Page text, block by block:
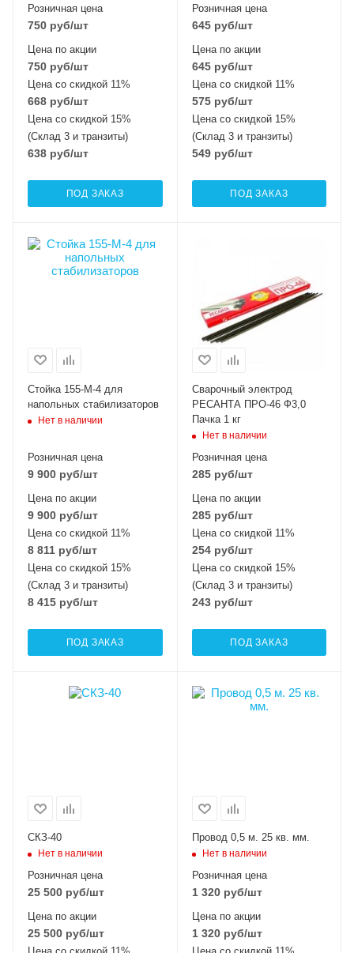
Розничная цена
750 руб/шт
Цена по акции
750 руб/шт
Цена со скидкой 11%
668 руб/шт
Цена со скидкой 15%
(Склад 3 и транзиты)
638 руб/шт
ПОД ЗАКАЗ
Розничная цена
645руб/шт
Цена по акции
645руб/шт
Цена со скидкой 11%
575руб/шт
Цена со скидкой 15%
(Склад 3 и транзиты)
549руб/шт
ПОД ЗАКАЗ
Стойка 155-М-4 для
напольных стабилизаторов
Нет в наличии
Розничная цена
9 900 руб/шт
Цена по акции
9 900 руб/шт
Цена со скидкой 11%
8 811 руб/шт
Цена со скидкой 15%
(Склад 3 и транзиты)
8 415 руб/шт
ПОД ЗАКАЗ
Сварочный электрод
РЕСАНТА ПРО-46 Ф3,0
Пачка 1 кг
Нет в наличии
Розничная цена
285руб/шт
Цена по акции
285руб/шт
Цена со скидкой 11%
254руб/шт
Цена со скидкой 15%
(Склад 3 и транзиты)
243руб/шт
ПОД ЗАКАЗ
СКЗ-40
Нет в наличии
Розничная цена
25 500 руб/шт
Цена по акции
25 500 руб/шт
Провод 0,5 м. 25 кв. мм.
Нет в наличии
Розничная цена
1 320руб/шт
Цена по акции
1 320руб/шт